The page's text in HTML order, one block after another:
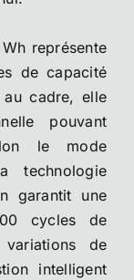
représente
de capacité
au cadre, elle
pouvant
le mode
technologie
garantit une
cycles de
de
intelligent